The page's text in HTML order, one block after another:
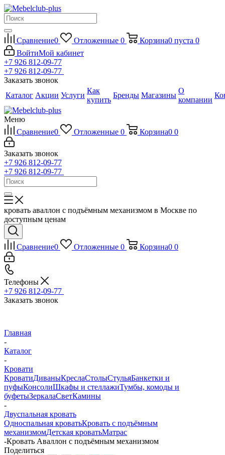
Сравнение0 Отложенные 0 Корзина0 пуста 0
ВойтиМой кабинет
+7 926 812-09-77
+7 926 812-09-77
Заказать звонок
Каталог Акции Услуги
Как
купить
Бренды Магазины
О
компании
Меню
Сравнение0 Отложенные 0 Корзина0 0
Заказать звонок
+7 926 812-09-77
+7 926 812-09-77
кровать аваллон с подъёмным механизмом в Москве по
доступным ценам
Сравнение0 Отложенные 0 Корзина0 0
Телефоны
+7 926 812-09-77
Заказать звонок
Главная
-
Каталог
-
Кровати
КроватиДиваныКреслаСтолыСтульяБанкетки и
пуфыКонсолиШкафы и стеллажиТумбы, комоды и
буфетыЗеркалаСветКамины
-
Двуспальная кровать
Односпальная кроватьКровать с подъёмным
механизмомДетская кроватьМатрас
-Кровать Аваллон с подъёмным механизмом
Поделиться